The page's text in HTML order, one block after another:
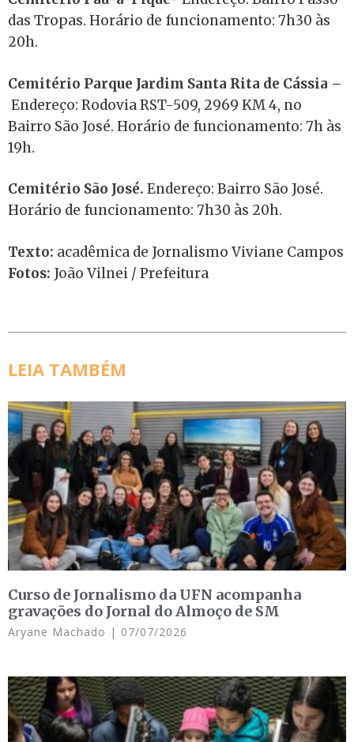
das Tropas. Horário de funcionamento: 7h30 às
20h.
Cemitério Parque Jardim Santa Rita de Cássia –
Endereço: Rodovia RST-509, 2969 KM 4, no
Bairro São José. Horário de funcionamento: 7h às
19h.
Cemitério São José. Endereço: Bairro São José.
Horário de funcionamento: 7h30 às 20h.
Texto: acadêmica de Jornalismo Viviane Campos
Fotos: João Vilnei / Prefeitura
LEIA TAMBÉM
Curso de Jornalismo da UFN acompanha
gravações do Jornal do Almoço de SM
Aryane Machado 07/07/2026